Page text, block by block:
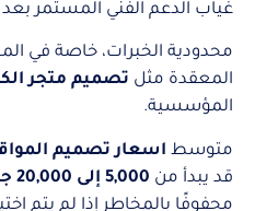
غياب الدعم الفني المستمر
محدودية الخبرات، خاصة في
المعقدة مثل تصميم متجر
المؤسسية.
متوسط اسعار تصميم
قد يبدأ من 5,000 إلى 20,000 جنيه مصري
محفوفًا بالمخاطر إذا لم يتم